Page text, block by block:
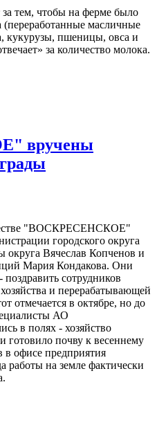
тем, чтобы на ферме было
(переработанные масличные
кукурузы, пшеницы, овса и
за количество молока.
вручены
"ВОСКРЕСЕНСКОЕ"
городского округа
округа Вячеслав Копченов и
Мария Кондакова. Они
сотрудников
и перерабатывающей
отмечается в октябре, но до
АО
в полях - хозяйство
готовило почву к весеннему
в офисе предприятия
работы на земле фактически